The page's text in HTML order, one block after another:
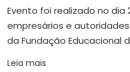
Evento foi realizado no dia
empresários e
da Fundação Educacional
Leia mais